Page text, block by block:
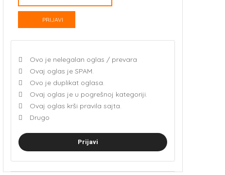
PRIJAVI
Ovo je nelegalan oglas / prevara
Ovaj oglas je SPAM.
Ovo je duplikat oglasa.
Ovaj oglas je u pogrešnoj kategoriji.
Ovaj oglas krši pravila sajta.
Drugo
Prijavi